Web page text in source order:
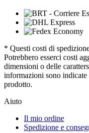
* Questi costi di
Potrebbero esserci costi
dimensioni o delle
informazioni sono indicate
prodotto.
Aiuto
Il mio ordine
Spedizione e